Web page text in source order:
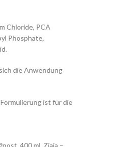
Chloride, PCA
Phosphate,
die Anwendung
ist für die
400 ml, Ziaja –